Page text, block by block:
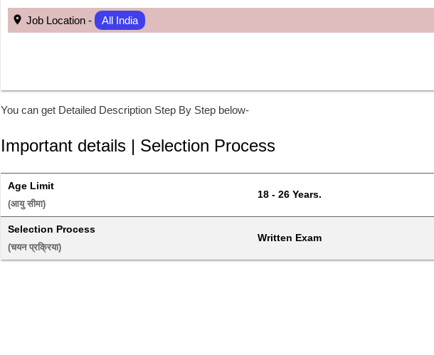
Job Location - All India
You can get Detailed Description Step By Step below-
Important details | Selection Process
Age Limit
(आयु सीमा)
18 - 26 Years.
Selection Process
(चयन प्रक्रिया)
Written Exam